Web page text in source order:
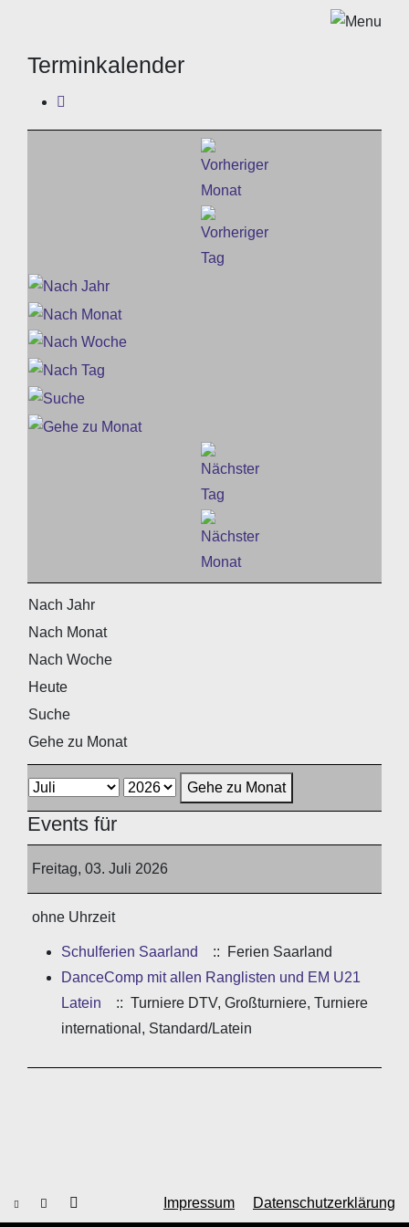
Terminkalender
Nach Jahr
Nach Monat
Nach Woche
Heute
Suche
Gehe zu Monat
Gehe zu Monat
Events für
Freitag, 03. Juli 2026
ohne Uhrzeit
Schulferien Saarland
:: Ferien Saarland
DanceComp mit allen Ranglisten und EM U21
Latein
:: Turniere DTV, Großturniere, Turniere
international, Standard/Latein
Impressum Datenschutzerklärung